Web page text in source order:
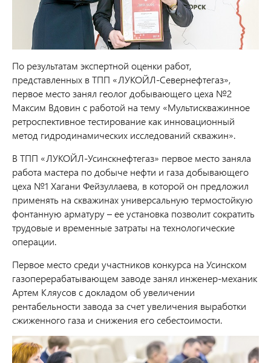
По результатам экспертной оценки работ,
представленных в ТПП «ЛУКОЙЛ-Севернефтегаз»,
первое место занял геолог добывающего цеха №2
Максим Вдовин с работой на тему «Мультискважинное
ретроспективное тестирование как инновационный
метод гидродинамических исследований скважин».
В ТПП «ЛУКОЙЛ-Усинскнефтегаз» первое место заняла
работа мастера по добыче нефти и газа добывающего
цеха №1 Хагани Фейзуллаева, в которой он предложил
применять на скважинах универсальную термостойкую
фонтанную арматуру – ее установка позволит сократить
трудовые и временные затраты на технологические
операции.
Первое место среди участников конкурса на Усинском
газоперерабатывающем заводе занял инженер-механик
Артем Кляусов с докладом об увеличении
рентабельности завода за счет увеличения выработки
сжиженного газа и снижения его себестоимости.